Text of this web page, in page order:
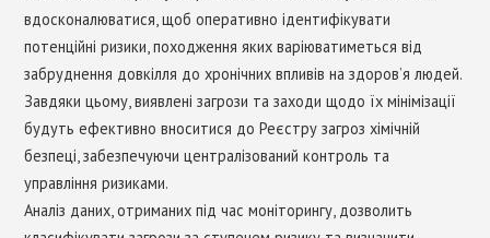
вдосконалюватися, щоб оперативно ідентифікувати
потенційні ризики, походження яких варіюватиметься від
забруднення довкілля до хронічних впливів на здоров’я людей.
Завдяки цьому, виявлені загрози та заходи щодо їх мінімізації
будуть ефективно вноситися до Реєстру загроз хімічній
безпеці, забезпечуючи централізований контроль та
управління ризиками.
Аналіз даних, отриманих під час моніторингу, дозволить